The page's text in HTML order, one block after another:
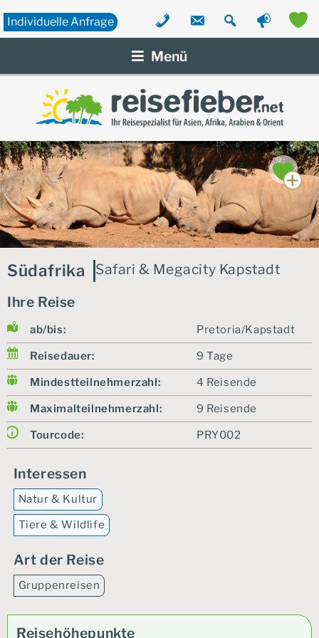
Zum
IndividuelleAnfrage
Menü
Südafrika
Safari & Megacity Kapstadt
Ihre Reise
ab/bis: Pretoria/Kapstadt
Reisedauer: 9 Tage
Mindestteilnehmerzahl: 4 Reisende
Maximalteilnehmerzahl: 9 Reisende
Tourcode: PRY002
Interessen
Natur & Kultur
Tiere & Wildlife
Art der Reise
Gruppenreisen
Reisehöhepunkte